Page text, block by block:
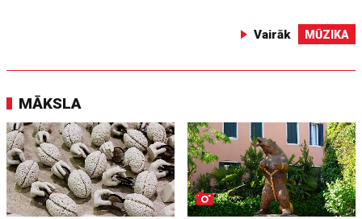
Vairāk MŪZIKA
MĀKSLA